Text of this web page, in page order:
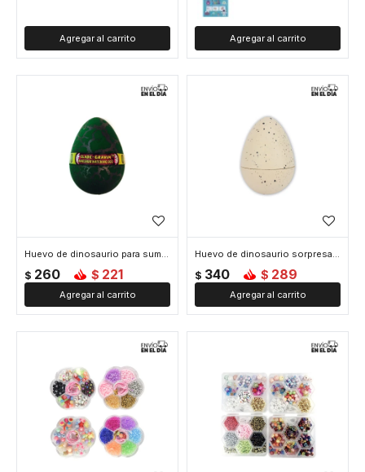
Huevo de dinosaurio para sumergir
$ 260 $ 221
Huevo de dinosaurio sorpresa para sumergir
$ 340 $ 289